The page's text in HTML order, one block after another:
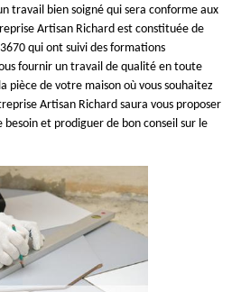
travail bien soigné qui sera conforme aux
Artisan Richard est constituée de
qui ont suivi des formations
fournir un travail de qualité en toute
pièce de votre maison où vous souhaitez
Artisan Richard saura vous proposer
et prodiguer de bon conseil sur le